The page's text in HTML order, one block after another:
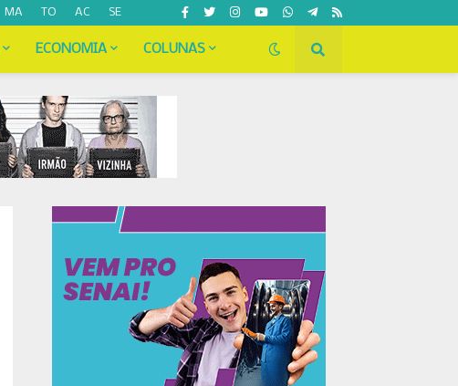
MA TO AC SE
ECONOMIA COLUNAS